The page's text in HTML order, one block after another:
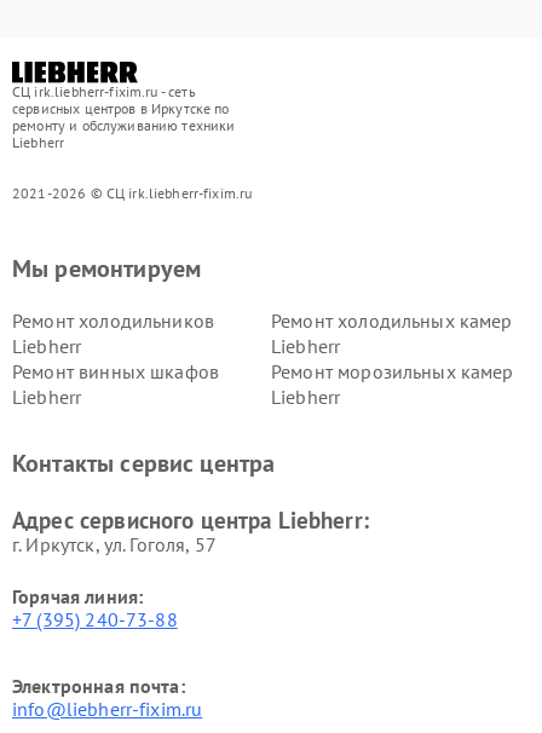
СЦ irk.liebherr-fixim.ru - сеть
сервисных центров в Иркутске по
ремонту и обслуживанию техники
Liebherr
2021-2026 © СЦ irk.liebherr-fixim.ru
Мы ремонтируем
Ремонт холодильников
Liebherr
Ремонт холодильных камер
Liebherr
Ремонт винных шкафов
Liebherr
Ремонт морозильных камер
Liebherr
Контакты сервис центра
Адрес сервисного центра Liebherr:
г. Иркутск, ул. ​Гоголя, 57
Горячая линия:
+7 (395) 240-73-88
Электронная почта:
info@liebherr-fixim.ru